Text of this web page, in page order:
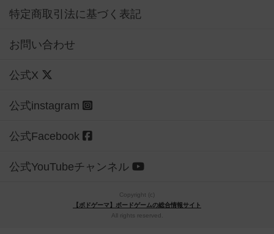
特定商取引法に基づく表記
お問い合わせ
公式X
公式instagram
公式Facebook
公式YouTubeチャンネル
Copyright (c)
【ボドゲーマ】ボードゲームの総合情報サイト
All rights reserved.